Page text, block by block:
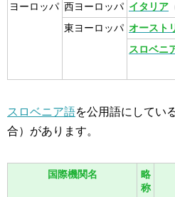
ヨーロッパ 西ヨーロッパ イタリア
東ヨーロッパ オースト
スロベニ
スロベニア語を公用語にしてい
合）があります。
国際機関名
略
称